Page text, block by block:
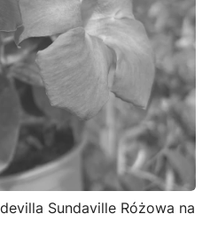
Sundaville Różowa na